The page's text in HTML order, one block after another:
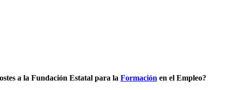
a la Fundación Estatal para la Formación en el Empleo?